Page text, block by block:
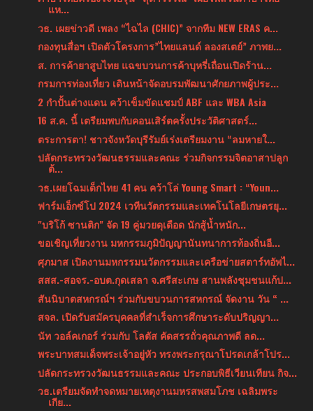
แห...
วธ. เผยข่าวดี เพลง “ไฉไล (CHIC)” จากทีม NEW ERAS ค...
กองทุนสื่อฯ เปิดตัวโครงการ”ไทยแลนด์ ลองสเตย์” ภาพย...
ส. การค้ายาสูบไทย แฉขบวนการค้าบุหรี่เถื่อนเปิดร้าน...
กรมการท่องเที่ยว เดินหน้าจัดอบรมพัฒนาศักยภาพผู้ประ...
2 กำปั้นต่างแดน คว้าเข็มขัดแชมป์ ABF และ WBA Asia
16 ส.ค. นี้ เตรียมพบกับคอนเสิร์ตครั้งประวัติศาสตร์...
ตระการตา! ชาวจังหวัดบุรีรัมย์เร่งเตรียมงาน “ลมหายใ...
ปลัดกระทรวงวัฒนธรรมและคณะ ร่วมกิจกรรมจิตอาสาปลูก
ต้...
วธ.เผยโฉมเด็กไทย 41 คน คว้าโล่ Young Smart : “Youn...
ฟาร์มเอ็กซ์โป 2024 เวทีนวัตกรรมและเทคโนโลยีเกษตรยุ...
"บริโก้ ซานติก" จัด 19 คู่มวยดุเดือด นักสู้น้ำหนัก...
ขอเชิญเที่ยวงาน มหกรรมภูมิปัญญานันทนาการท้องถิ่นอี...
ศุภมาส เปิดงานมหกรรมนวัตกรรมและเครือข่ายสตาร์ทอัพไ...
สสส.-สอจร.-อบต.กุดเสลา จ.ศรีสะเกษ สานพลังชุมชนแก้ป...
สันนิบาตสหกรณ์ฯ ร่วมกับขบวนการสหกรณ์ จัดงาน วัน “ ...
สจล. เปิดรับสมัครบุคคลที่สำเร็จการศึกษาระดับปริญญา...
นัท วอล์คเกอร์ ร่วมกับ โลตัส คัดสรรถั่วคุณภาพดี ลด...
พระบาทสมเด็จพระเจ้าอยู่หัว ทรงพระกรุณาโปรดเกล้าโปร...
ปลัดกระทรวงวัฒนธรรมและคณะ ประกอบพิธีเวียนเทียน กิจ...
วธ.เตรียมจัดทำจดหมายเหตุงานมหรสพสมโภช เฉลิมพระ
เกีย...